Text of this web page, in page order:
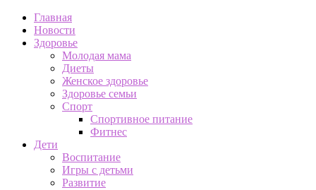
Главная
Новости
Здоровье
Молодая мама
Диеты
Женское здоровье
Здоровье семьи
Спорт
Спортивное питание
Фитнес
Дети
Воспитание
Игры с детьми
Развитие